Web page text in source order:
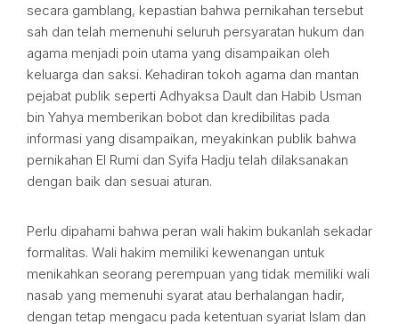
secara gamblang, kepastian bahwa pernikahan tersebut
sah dan telah memenuhi seluruh persyaratan hukum dan
agama menjadi poin utama yang disampaikan oleh
keluarga dan saksi. Kehadiran tokoh agama dan mantan
pejabat publik seperti Adhyaksa Dault dan Habib Usman
bin Yahya memberikan bobot dan kredibilitas pada
informasi yang disampaikan, meyakinkan publik bahwa
pernikahan El Rumi dan Syifa Hadju telah dilaksanakan
dengan baik dan sesuai aturan.
Perlu dipahami bahwa peran wali hakim bukanlah sekadar
formalitas. Wali hakim memiliki kewenangan untuk
menikahkan seorang perempuan yang tidak memiliki wali
nasab yang memenuhi syarat atau berhalangan hadir,
dengan tetap mengacu pada ketentuan syariat Islam dan